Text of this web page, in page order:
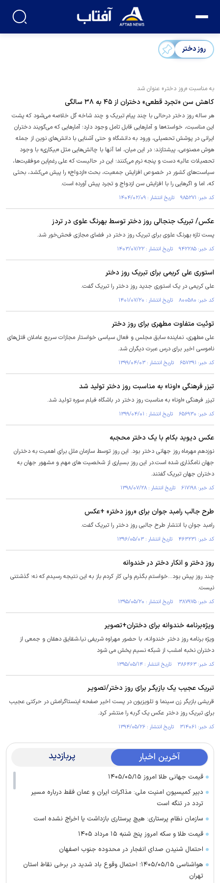
روز دختر
به مناسبت «روز دختر» عنوان شد
کاهش سن «تجرد قطعی» دختران از ۴۵ به ۳۸ سالگی
هر ساله روز دختر درحالی با چند پیام تبریک و چند شاخه گل خلاصه می‌شود که پشت
این مناسبت، خواسته‌ها و آمار‌هایی قابل تامل وجود دارد؛ آمار‌هایی که می‌گویند دختران
ایرانی در پوشش تحصیلی، ورود به دانشگاه و حتی آشنایی با دانش‌های نوین از جمله
هوش مصنوعی، پیشتازند؛ در این میان، اما آنها با چالش‌هایی مثل «بیکاری» با وجود
تحصیلات عالیه دست و پنجه نرم می‌کنند؛ این در حالیست که علی رغم‌این موفقیت‌ها،
سیاست‌های کشور در خصوص افزایش جمعیت، بحث «ازدواج» را پیش می‌کشد، بحثی
که، اما و اگر‌هایی را با افزایش سن ازدواج و تجرد پیش آورده است.
کد خبر: ۹۸۵۲۷۱ تاریخ انتشار : ۱۴۰۴/۰۲/۰۹
عکس/ تبریک جنجالی روز دختر توسط بهرنگ علوی در تردز
پست تازه بهرنگ علوی برای تبریک روز دختر در فضای مجازی فحش‌خور شد.
کد خبر: ۹۴۲۲۸۵ تاریخ انتشار : ۱۴۰۳/۰۷/۲۲
استوری علی کریمی برای تبریک روز دختر
علی کریمی در یک استوری جدید روز دختر را تبریک گفت.
کد خبر: ۸۰۰۵۸۰ تاریخ انتشار : ۱۴۰۱/۰۷/۲۰
توئیت متفاوت مطهری برای روز دختر
علی مطهری، نماینده سابق مجلس و فعال سیاسی خواستار مجازات سریع عاملان قتل‌های
ناموسی اخیر برای درس عبرت دیگران شد.
کد خبر: ۶۵۷۳۹۱ تاریخ انتشار : ۱۳۹۹/۰۴/۰۳
تیزر فرهنگی «اونا» به مناسبت روز دختر تولید شد
تیزر فرهنگی «اونا» به مناسبت روز دختر در باشگاه فیلم سوره تولید شد.
کد خبر: ۶۵۶۹۳۰ تاریخ انتشار : ۱۳۹۹/۰۴/۰۱
عکس دیوید بکام با یک دختر محجبه
نوزدهم مهرماه روز جهانی دختر بود. این روز توسط سازمان ملل برای اهمیت به دختران
جهان نامگذاری شده است.در این روز بسیاری از شخصیت های مهم و مشهور جهان به
دختران جهان تبریک گفتند.
کد خبر: ۶۱۷۱۹۸ تاریخ انتشار : ۱۳۹۸/۰۷/۲۸
طرح جالب رامبد جوان برای «روز دختر» +عکس
رامبد جوان با انتشار طرح جالبی روز دختر را تبریک گفت.
کد خبر: ۴۶۳۲۳۱ تاریخ انتشار : ۱۳۹۶/۰۵/۰۳
روز دختر و انکار دختر در خندوانه
چند روز پیش بود...خواستم بگذرم ولی کار کردم باز به این نتیجه رسیدم که نه؛ گذشتنی
نیست.
کد خبر: ۳۸۷۹۷۵ تاریخ انتشار : ۱۳۹۵/۰۵/۲۰
ویژه‌برنامه خندوانه برای دختران+تصویر
ویژه برنامه روز دختر خندوانه، با حضور مهراوه شریفی نیا،شقایق دهقان و جمعی از
دختران نخبه امشب از شبکه نسیم پخش می شود
کد خبر: ۳۸۶۴۶۳ تاریخ انتشار : ۱۳۹۵/۰۵/۱۴
تبریک عجیب یک بازیگـر برای روز دختر/تصویـر
قریشی بازیگر زن سینما و تلویزیون در پست اخیر صفحه اینستاگرامش در حرکتی عجیب
برای تبریک روز دختر عکس یک گربه را منتشر کرد.
کد خبر: ۳۱۴۰۶۱ تاریخ انتشار : ۱۳۹۴/۰۵/۲۶
آخرین اخبار پربازدید
قیمت جهانی طلا امروز ۱۴۰۵/۰۵/۱۵
دبیر کمیسیون امنیت ملی: مذاکرات ایران و عمان فقط درباره مسیر
تردد در تنگه است
سازمان نظام پرستاری: هیچ پرستاری بازداشت یا اخراج نشده است
قیمت طلا و سکه امروز پنج شنبه ۱۵ مرداد ۱۴۰۵
احتمال شنیدن صدای انفجار در محدوده جنوب اصفهان
هواشناسی ۱۴۰۵/۰۵/۱۵؛ احتمال وقوع باد شدید در برخی نقاط استان
تهران